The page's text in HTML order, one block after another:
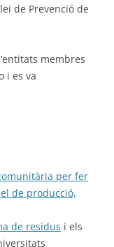
de Prevenció de
membres
i es va
per fer
de producció,
de residus i els